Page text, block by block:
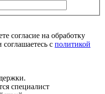
согласие на обработку
с политикой
специалист